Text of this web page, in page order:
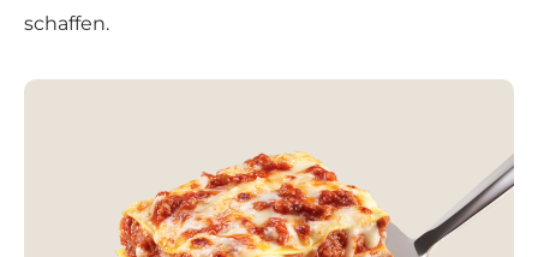
schaffen.